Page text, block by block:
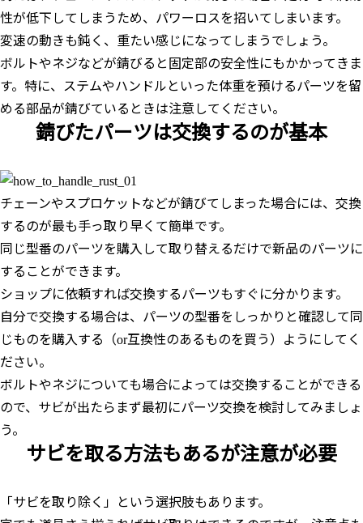
性が低下してしまうため、パワーロスを招いてしまいます。
変速の動きも鈍く、重たい感じになってしまうでしょう。
ボルトやネジなどが錆びると固定部の安全性にもかかってきま
す。特に、ステムやハンドルといった体重を預けるパーツを留
める部品が錆びているときは注意してください。
錆びたパーツは交換するのが基本
チェーンやスプロケットなどが錆びてしまった場合には、交換
するのが最も手っ取り早くて簡単です。
同じ型番のパーツを購入して取り替えるだけで新品のパーツに
することができます。
ショップに依頼すれば交換するパーツもすぐに分かります。
自分で交換する場合は、パーツの型番をしっかりと確認して同
じものを購入する（or互換性のあるものを買う）ようにしてく
ださい。
ボルトやネジについても場合によっては交換することができる
ので、サビが出たらまず最初にパーツ交換を検討してみましょ
う。
サビを取る方法もあるが注意が必要
「サビを取り除く」という選択肢もあります。